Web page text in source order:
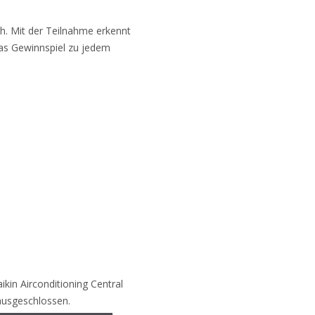
Mit der Teilnahme erkennt
Gewinnspiel zu jedem
Airconditioning Central